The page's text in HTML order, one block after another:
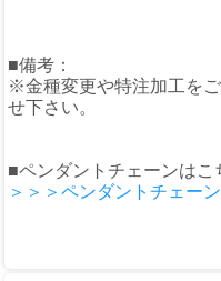
■備考：
※金種変更や特注加工を
せ下さい。
■ペンダントチェーンは
＞＞＞ペンダントチェー